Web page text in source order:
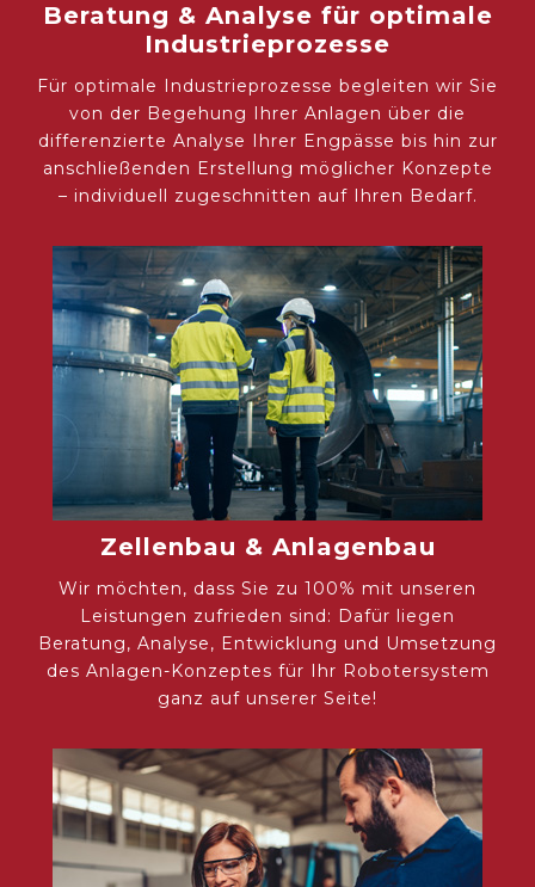
Beratung & Analyse für optimale
Industrieprozesse
Für optimale Industrieprozesse begleiten wir Sie
von der Begehung Ihrer Anlagen über die
differenzierte Analyse Ihrer Engpässe bis hin zur
anschließenden Erstellung möglicher Konzepte
– individuell zugeschnitten auf Ihren Bedarf.
Zellenbau & Anlagenbau
Wir möchten, dass Sie zu 100% mit unseren
Leistungen zufrieden sind: Dafür liegen
Beratung, Analyse, Entwicklung und Umsetzung
des Anlagen-Konzeptes für Ihr Robotersystem
ganz auf unserer Seite!